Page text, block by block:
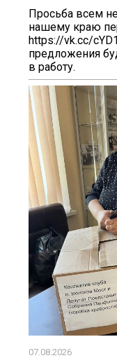
Просьба всем
нашему краю
https://vk.cc/
предложения
в работу.
07.08.2026